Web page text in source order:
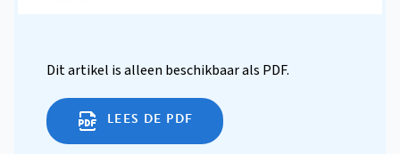
Dit artikel is alleen beschikbaar als PDF.
LEES DE PDF